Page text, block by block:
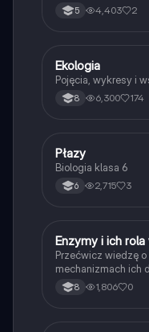
5 4,403 2
Biologia
Ekologia
Pojęcia, wykresy i
8 6,300 174
PBiologia
Płazy
Biologia klasa 6
6 2,715 3
EBiologia
Enzymy i ich
Przećwicz wiedzę
mechanizmach ich
przyspieszających
8 1,806 0